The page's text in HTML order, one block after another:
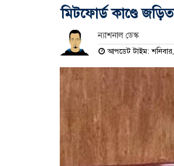
মিটফোর্ড কাণ্ডে
ন্যাশনাল ডেস্ক
আপডেট টাইম: